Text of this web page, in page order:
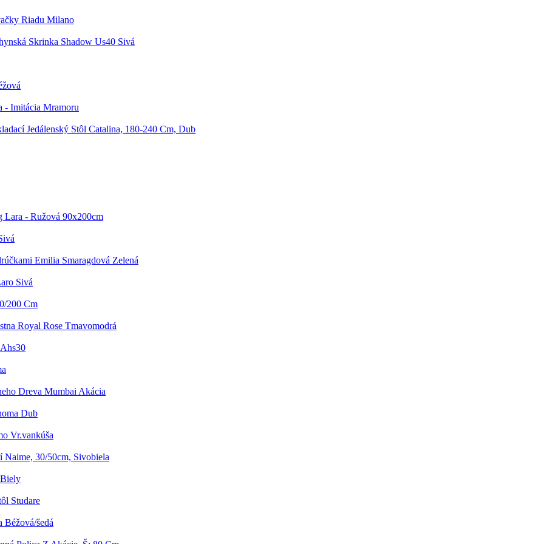
Riadu Milano
Skrinka Shadow Us40 Sivá
- Imitácia Mramoru
Jedálenský Stôl Catalina, 180-240 Cm, Dub
Lara - Ružová 90x200cm
Emilia Smaragdová Zelená
Sivá
200 Cm
Royal Rose Tmavomodrá
Dreva Mumbai Akácia
Dub
Vr.vankúša
Naime, 30/50cm, Sivobiela
Studare
Béžová/šedá